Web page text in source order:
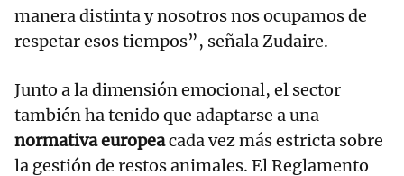
manera distinta y nosotros nos ocupamos de
respetar esos tiempos”, señala Zudaire.
Junto a la dimensión emocional, el sector
también ha tenido que adaptarse a una
normativa europeacada vez más estricta sobre
la gestión de restos animales. El Reglamento